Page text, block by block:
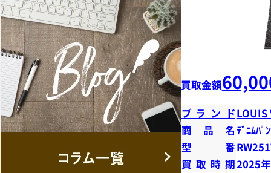
買取金額
ブランドLOUIS
商品名ﾃﾞﾆﾑﾊﾟ
型番
買取時期2025